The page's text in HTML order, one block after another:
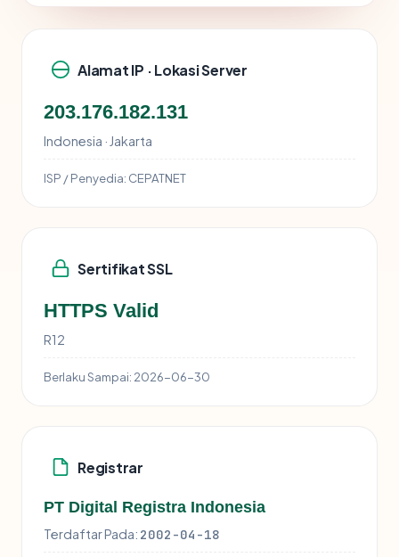
Alamat IP · Lokasi Server
203.176.182.131
Indonesia · Jakarta
ISP / Penyedia: CEPATNET
Sertifikat SSL
HTTPS Valid
R12
Berlaku Sampai: 2026-06-30
Registrar
PT Digital Registra Indonesia
Terdaftar Pada: 2002-04-18